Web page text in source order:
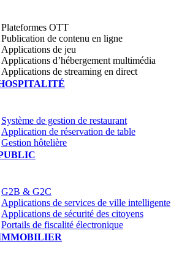
Plateformes OTT
Publication de contenu en ligne
Applications de jeu
Applications d’hébergement multimédia
Applications de streaming en direct
Système de gestion de restaurant
Application de réservation de table
Gestion hôtelière
G2B & G2C
Applications de services de ville intelligente
Applications de sécurité des citoyens
Portails de fiscalité électronique